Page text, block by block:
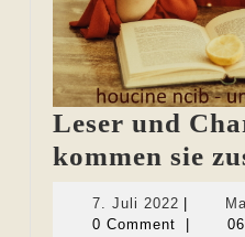
Leser und
kommen sie
7. Juli 2022 7.
Juli
|
0 Comment
|